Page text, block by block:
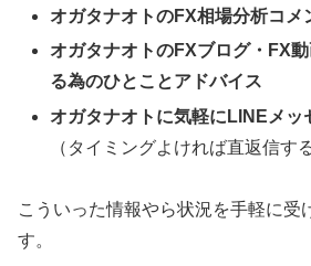
オガタナオトのFX相場分析コメ
オガタナオトのFXブログ・FX
る為のひとことアドバイス
オガタナオトに気軽にLINEメッ
（タイミングよければ直返信す
こういった情報やら状況を手軽に受
す。